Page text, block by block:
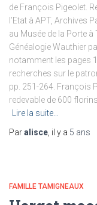
de François Pigeolet.
l’Etat à APT, Archives
au Musée de la Porte
Généalogie Wauthier
notamment les pages
recherches sur le
pp. 251-264. François
redevable de 600
Lire la suite…
Paralisce, il y a 5 ans
FAMILLE TAMIGNEAUX